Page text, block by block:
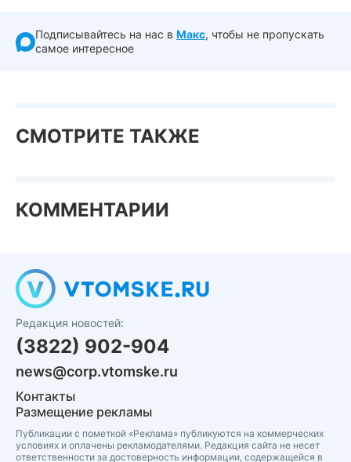
Подписывайтесь на нас в Макс, чтобы не пропускать
самое интересное
СМОТРИТЕ ТАКЖЕ
КОММЕНТАРИИ
Редакция новостей:
(3822) 902-904
news@corp.vtomske.ru
Контакты
Размещение рекламы
Публикации с пометкой «Реклама» публикуются на коммерческих
условиях и оплачены рекламодателями. Редакция сайта не несет
ответственности за достоверность информации, содержащейся в